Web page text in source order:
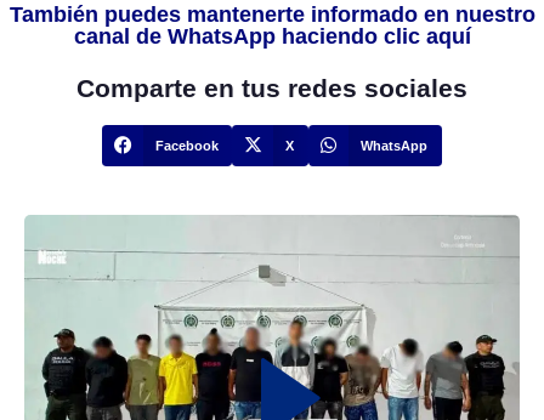
También puedes mantenerte informado en nuestro
canal de WhatsApp haciendo clic aquí
Comparte en tus redes sociales
Facebook X WhatsApp